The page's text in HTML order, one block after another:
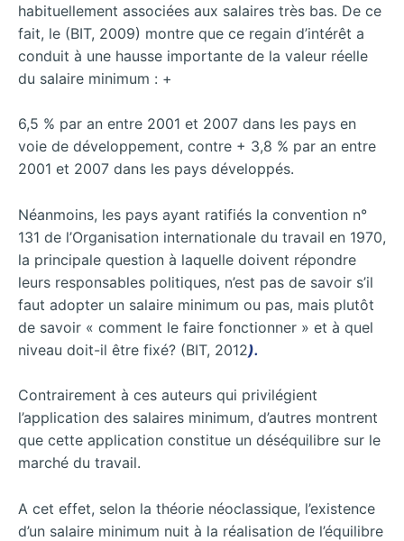
habituellement associées aux salaires très bas. De ce
fait, le (BIT, 2009) montre que ce regain d’intérêt a
conduit à une hausse importante de la valeur réelle
du salaire minimum : +
6,5 % par an entre 2001 et 2007 dans les pays en
voie de développement, contre + 3,8 % par an entre
2001 et 2007 dans les pays développés.
Néanmoins, les pays ayant ratifiés la convention n°
131 de l’Organisation internationale du travail en 1970,
la principale question à laquelle doivent répondre
leurs responsables politiques, n’est pas de savoir s’il
faut adopter un salaire minimum ou pas, mais plutôt
de savoir « comment le faire fonctionner » et à quel
niveau doit-il être fixé? (BIT, 2012).
Contrairement à ces auteurs qui privilégient
l’application des salaires minimum, d’autres montrent
que cette application constitue un déséquilibre sur le
marché du travail.
A cet effet, selon la théorie néoclassique, l’existence
d’un salaire minimum nuit à la réalisation de l’équilibre